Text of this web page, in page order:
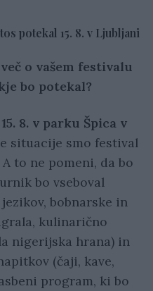
potekal 15. 8. v Ljubljani
o vašem festivalu
bo potekal?
8. v parku Špica v
situacije smo festival
to ne pomeni, da bo
bo vseboval
bobnarske in
kulinarično
nigerijska hrana) in
(čaji, kave,
program, ki bo